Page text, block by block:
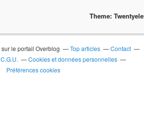
Theme:
sur le portail Overblog Top articles
Contact
C.G.U.
Cookies et données personnelles
Préférences cookies